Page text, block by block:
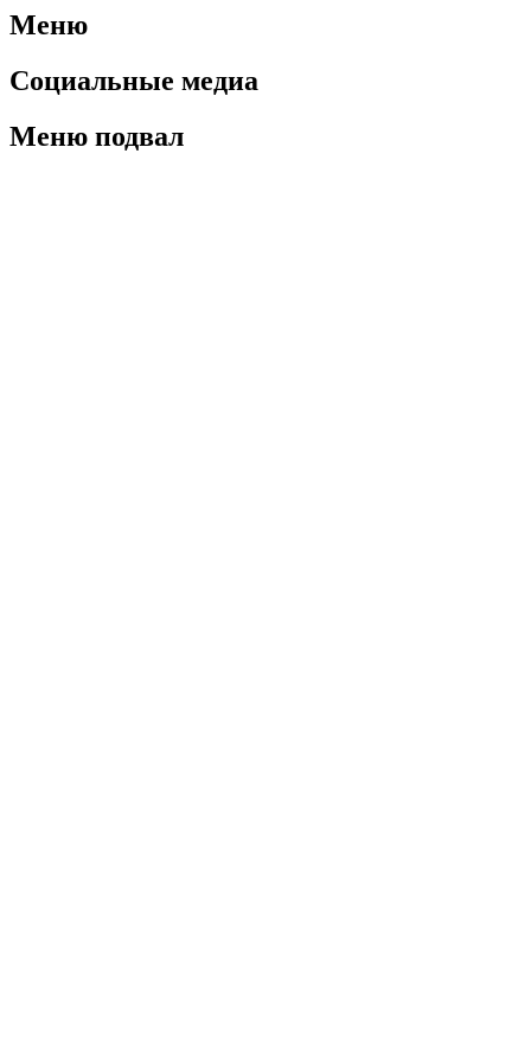
Меню
Социальные медиа
Меню подвал